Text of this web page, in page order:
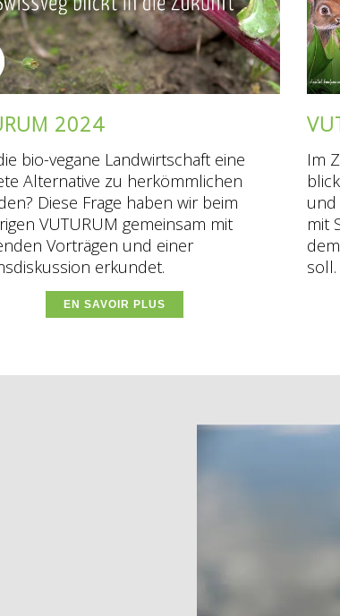
2024
bio-vegane Landwirtschaft eine
Alternative zu herkömmlichen
Diese Frage haben wir beim
VUTURUM gemeinsam mit
Vorträgen und einer
erkundet.
EN SAVOIR PLUS
Im
und
mit
soll.